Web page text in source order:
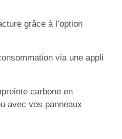
grâce à l’option
via une appli
carbone en
avec vos panneaux